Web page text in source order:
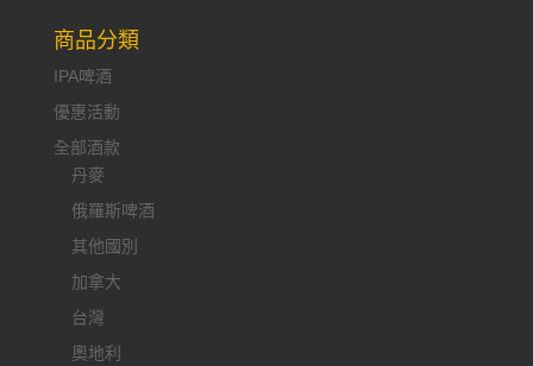
商品分類
IPA啤酒
優惠活動
全部酒款
丹麥
俄羅斯啤酒
其他國別
加拿大
台灣
奧地利